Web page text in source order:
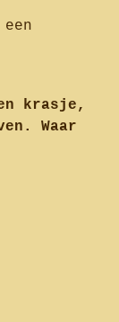
krasje,
Waar